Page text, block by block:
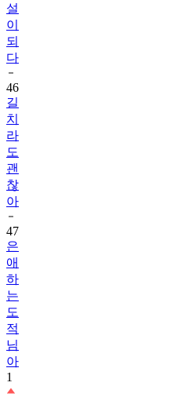
설
이
되
다
46
길
치
라
도
괜
찮
아
47
은
애
하
는
도
적
님
아
1